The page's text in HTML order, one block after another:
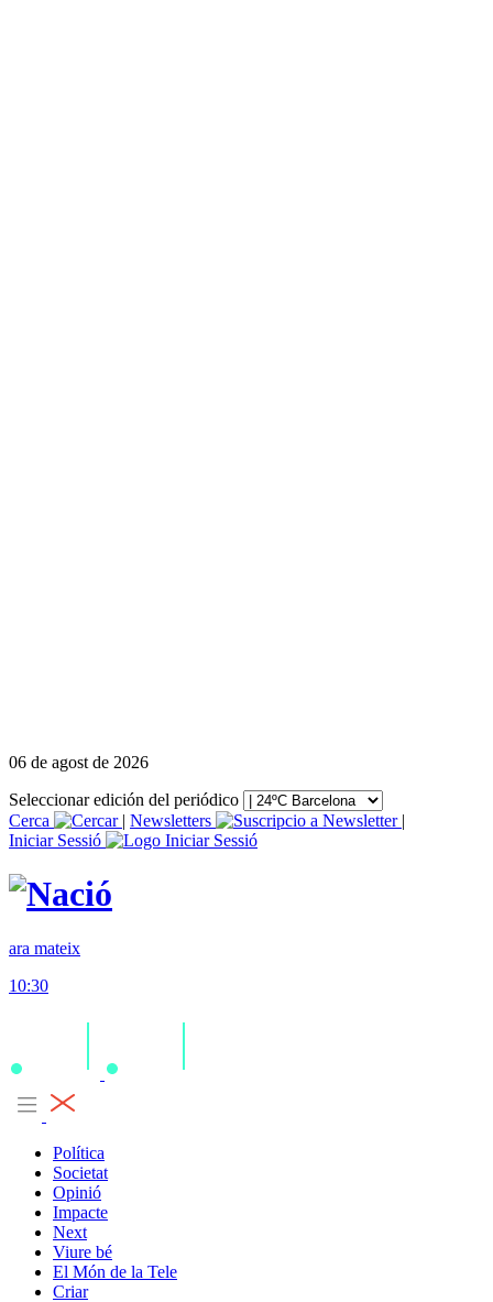
06 de agost de 2026
Seleccionar edición del periódico
Cerca
| Newsletters
|
Iniciar Sessió
ara mateix
10:30
Política
Societat
Opinió
Impacte
Next
Viure bé
El Món de la Tele
Criar